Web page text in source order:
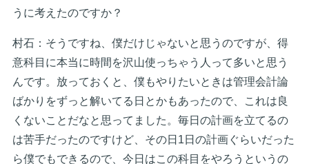
うに考えたのですか？
村石：そうですね、僕だけじゃないと思うのですが、得
意科目に本当に時間を沢山使っちゃう人って多いと思う
んです。放っておくと、僕もやりたいときは管理会計論
ばかりをずっと解いてる日とかもあったので、これは良
くないことだなと思ってました。毎日の計画を立てるの
は苦手だったのですけど、その日1日の計画ぐらいだった
ら僕でもできるので、今日はこの科目をやろうというの